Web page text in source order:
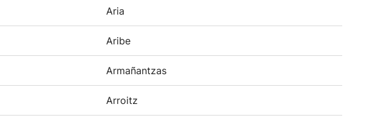
Aria
Aribe
Armañantzas
Arroitz